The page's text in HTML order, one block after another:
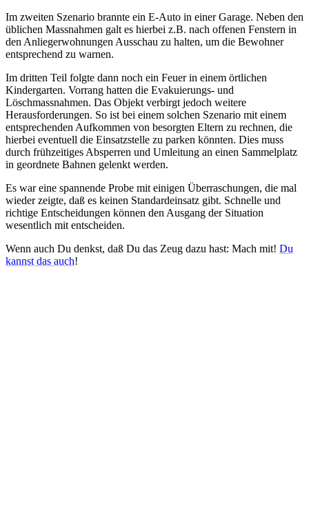
Im zweiten Szenario brannte ein E-Auto in einer Garage. Neben den
üblichen Massnahmen galt es hierbei z.B. nach offenen Fenstern in
den Anliegerwohnungen Ausschau zu halten, um die Bewohner
entsprechend zu warnen.
Im dritten Teil folgte dann noch ein Feuer in einem örtlichen
Kindergarten. Vorrang hatten die Evakuierungs- und
Löschmassnahmen. Das Objekt verbirgt jedoch weitere
Herausforderungen. So ist bei einem solchen Szenario mit einem
entsprechenden Aufkommen von besorgten Eltern zu rechnen, die
hierbei eventuell die Einsatzstelle zu parken könnten. Dies muss
durch frühzeitiges Absperren und Umleitung an einen Sammelplatz
in geordnete Bahnen gelenkt werden.
Es war eine spannende Probe mit einigen Überraschungen, die mal
wieder zeigte, daß es keinen Standardeinsatz gibt. Schnelle und
richtige Entscheidungen können den Ausgang der Situation
wesentlich mit entscheiden.
Wenn auch Du denkst, daß Du das Zeug dazu hast: Mach mit! Du
kannst das auch!